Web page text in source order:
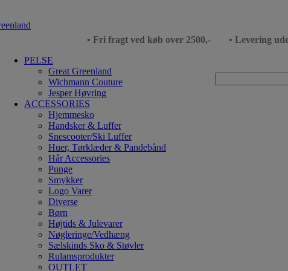
• Fri fragt ved køb over 2500,- • Levering
PELSE
Great Greenland
Wichmann Couture
Jesper Høvring
ACCESSORIES
Hjemmesko
Handsker & Luffer
Snescooter/Ski Luffer
Huer, Tørklæder & Pandebånd
Hår Accessories
Punge
Smykker
Logo Varer
Diverse
Børn
Højtids & Julevarer
Nøgleringe/Vedhæng
Sælskinds Sko & Støvler
Rulamsprodukter
OUTLET